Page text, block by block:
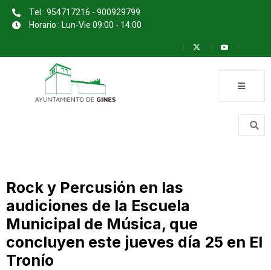
Tel : 954717216 - 900929799
Horario : Lun-Vie 09:00 - 14:00
Rock y Percusión en las
audiciones de la Escuela
Municipal de Música, que
concluyen este jueves día 25 en El
Tronío